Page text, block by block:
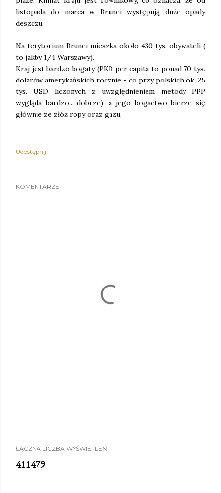
listopada do marca w Brunei występują duże opady
deszczu.
Na terytorium Brunei mieszka około 430 tys. obywateli (
to jakby 1/4 Warszawy).
Kraj jest bardzo bogaty (PKB per capita to ponad 70 tys.
dolarów amerykańskich rocznie - co przy polskich ok. 25
tys. USD liczonych z uwzględnieniem metody PPP
wygląda bardzo... dobrze), a jego bogactwo bierze się
głównie ze złóż ropy oraz gazu.
Udostępnij
KOMENTARZE
ŁĄCZNA LICZBA WYŚWIETLEŃ
411479